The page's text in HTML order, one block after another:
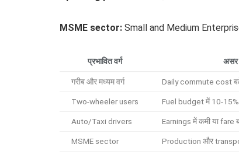
MSME sector: Small and Medium
प्रभावित वर्ग असर
गरीब और मध्यम वर्ग Daily commute cost
Two-wheeler users Fuel budget में 10-15%
Auto/Taxi drivers Earnings में कमी या fare
MSME sector Production और